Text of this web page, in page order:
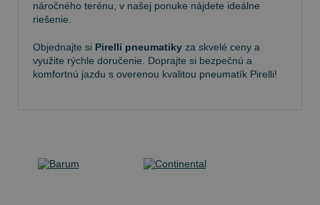
náročného terénu, v našej ponuke nájdete ideálne
riešenie.
Objednajte si Pirelli pneumatiky za skvelé ceny a
využite rýchle doručenie. Doprajte si bezpečnú a
komfortnú jazdu s overenou kvalitou pneumatík Pirelli!